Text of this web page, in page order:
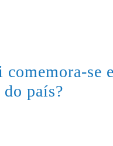
se
país?